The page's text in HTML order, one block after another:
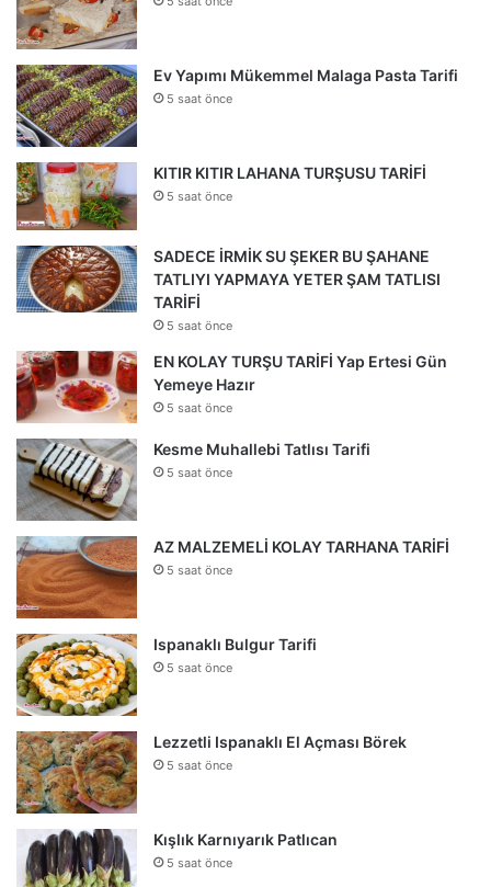
Ev Yapımı Mükemmel Malaga Pasta Tarifi
5 saat önce
KITIR KITIR LAHANA TURŞUSU TARİFİ
5 saat önce
SADECE İRMİK SU ŞEKER BU ŞAHANE
TATLIYI YAPMAYA YETER ŞAM TATLISI
TARİFİ
5 saat önce
EN KOLAY TURŞU TARİFİ Yap Ertesi Gün
Yemeye Hazır
5 saat önce
Kesme Muhallebi Tatlısı Tarifi
5 saat önce
AZ MALZEMELİ KOLAY TARHANA TARİFİ
5 saat önce
Ispanaklı Bulgur Tarifi
5 saat önce
Lezzetli Ispanaklı El Açması Börek
5 saat önce
Kışlık Karnıyarık Patlıcan
5 saat önce